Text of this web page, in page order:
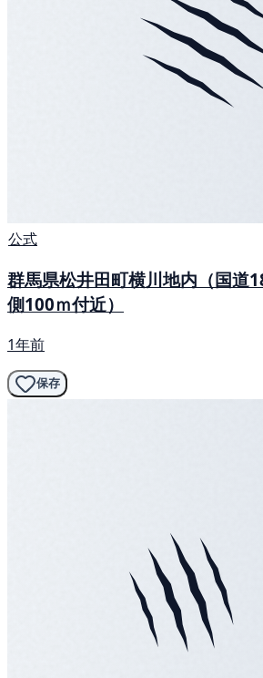
公式
群馬県松井田町横川地内（国道
側100ｍ付近）
1年前
保存